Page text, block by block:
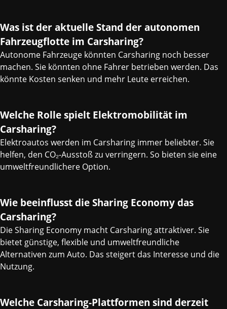
Was ist der aktuelle Stand der autonomen
Fahrzeugflotte im Carsharing?
Autonome Fahrzeuge könnten Carsharing noch besser
machen. Sie könnten ohne Fahrer betrieben werden. Das
könnte Kosten senken und mehr Leute erreichen.
Welche Rolle spielt Elektromobilität im
Carsharing?
Elektroautos werden im Carsharing immer beliebter. Sie
helfen, den CO₂-Ausstoß zu verringern. So bieten sie eine
umweltfreundlichere Option.
Wie beeinflusst die Sharing Economy das
Carsharing?
Die Sharing Economy macht Carsharing attraktiver. Sie
bietet günstige, flexible und umweltfreundliche
Alternativen zum Auto. Das steigert das Interesse und die
Nutzung.
Welche Carsharing-Plattformen sind derzeit